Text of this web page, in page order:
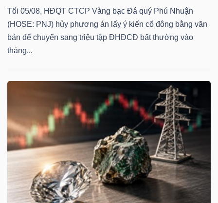
Tối 05/08, HĐQT CTCP Vàng bạc Đá quý Phú Nhuận
(HOSE: PNJ) hủy phương án lấy ý kiến cổ đông bằng văn
bản để chuyển sang triệu tập ĐHĐCĐ bất thường vào
tháng...